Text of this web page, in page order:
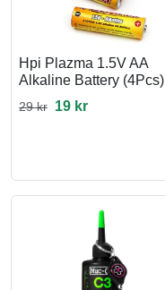
Hpi Plazma 1.5V AA
Alkaline Battery (4Pcs)
29 kr 19 kr